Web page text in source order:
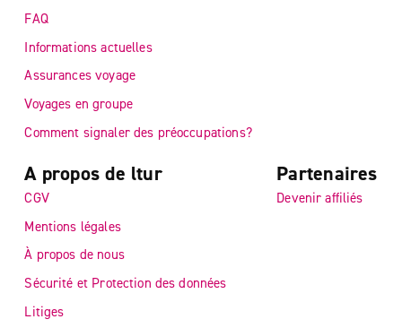
FAQ
Informations actuelles
Assurances voyage
Voyages en groupe
Comment signaler des préoccupations?
A propos de ltur
CGV
Mentions légales
À propos de nous
Sécurité et Protection des données
Litiges
Partenaires
Devenir affiliés